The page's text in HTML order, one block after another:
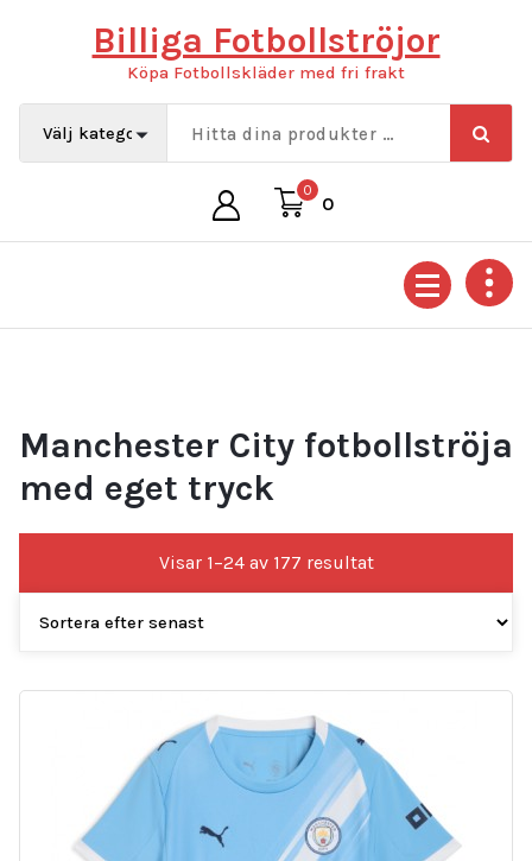
Billiga Fotbollströjor
Köpa Fotbollskläder med fri frakt
0
0
Manchester City fotbollströja
med eget tryck
Visar 1–24 av 177 resultatSortera
efter